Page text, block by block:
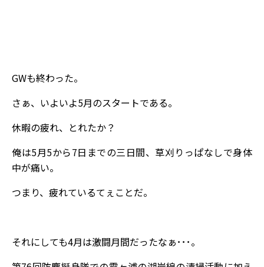
GWも終わった。
さぁ、いよいよ5月のスタートである。
休暇の疲れ、とれたか？
俺は5月5から7日までの三日間、草刈りっぱなしで身体
中が痛い。
つまり、疲れているてぇことだ。
それにしても4月は激闘月間だったなぁ･･･。